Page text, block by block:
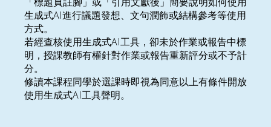
生成式AI進行議題發想、文句潤飾或結構參考等使用
方式。
若經查核使用生成式AI工具，卻未於作業或報告中標
明，授課教師有權針對作業或報告重新評分或不予計
分。
修讀本課程同學於選課時即視為同意以上有條件開放
使用生成式AI工具聲明。